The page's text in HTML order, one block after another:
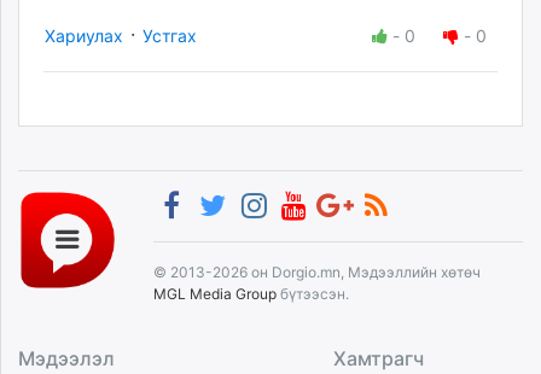
Хариулах · Устгах - 0 - 0
© 2013-2026 он Dorgio.mn, Мэдээллийн хөтөч
MGL Media Group бүтээсэн.
Мэдээлэл Хамтрагч